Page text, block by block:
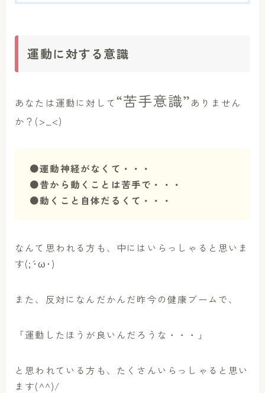
運動に対する意識
あなたは運動に対して“苦手意識”ありません
か？(>_<)
●運動神経がなくて・・・
●昔から動くことは苦手で・・・
●動くこと自体だるくて・・・
なんて思われる方も、中にはいらっしゃると思いま
す(;´･ω･)
また、反対になんだかんだ昨今の健康ブームで、
「運動したほうが良いんだろうな・・・」
と思われている方も、たくさんいらっしゃると思い
ます(^^)/